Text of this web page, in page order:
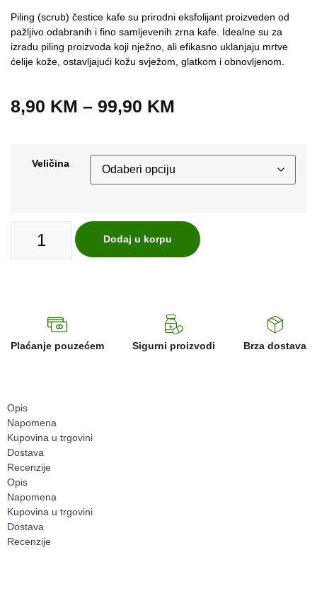
Piling (scrub) čestice kafe su prirodni eksfolijant proizveden od
pažljivo odabranih i fino samljevenih zrna kafe. Idealne su za
izradu piling proizvoda koji nježno, ali efikasno uklanjaju mrtve
ćelije kože, ostavljajući kožu svježom, glatkom i obnovljenom.
8,90 KM – 99,90 KM
Veličina
Dodaj u korpu
Plaćanje pouzećem Sigurni proizvodi Brza dostava
Opis
Napomena
Kupovina u trgovini
Dostava
Recenzije
Opis
Napomena
Kupovina u trgovini
Dostava
Recenzije